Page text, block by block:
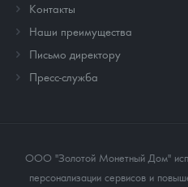
Контакты
Наши преимущества
Письмо директору
Пресс-служба
ООО "Золотой Монетный Дом"
персонализации сервисов и